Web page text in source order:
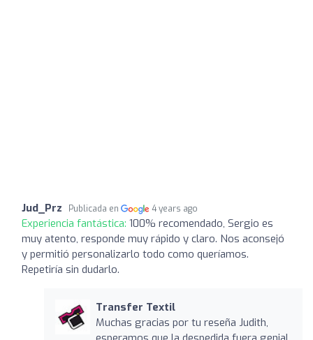
Jud_Prz Publicada en 4 years ago
Experiencia fantástica: 100% recomendado, Sergio es
muy atento, responde muy rápido y claro. Nos aconsejó
y permitió personalizarlo todo como queríamos.
Repetiría sin dudarlo.
Transfer Textil
Muchas gracias por tu reseña Judith,